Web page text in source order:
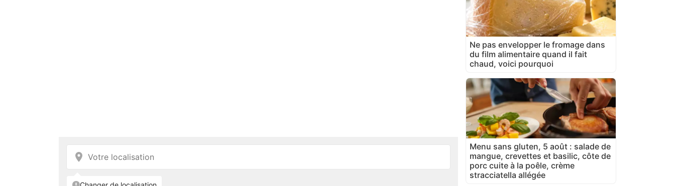
Ne pas envelopper le fromage dans
du film alimentaire quand il fait
chaud, voici pourquoi
Menu sans gluten, 5 août : salade de
mangue, crevettes et basilic, côte de
porc cuite à la poêle, crème
stracciatella allégée